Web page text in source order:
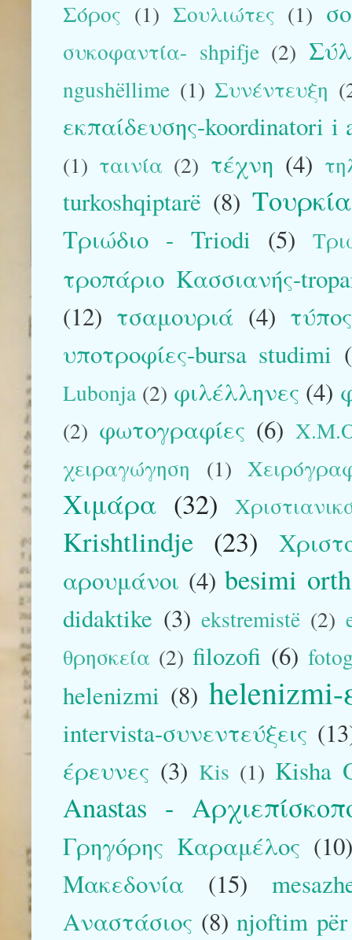
Σόρος (1) Σουλιώτες (1)
συκοφαντία- shpifje (2)
ngushëllime (1) Συνέντευξη
εκπαίδευσης-koordinatori i
(1) ταινία (2) τέχνη (4)
turkoshqiptarë (8) Τουρκία
Τριώδιο - Triodi (5)
τροπάριο Κασσιανής-
(12) τσαμουριά (4) τύπος
υποτροφίες-bursa studimi
Lubonja (2) φιλέλληνες (4)
(2) φωτογραφίες (6)
χειραγώγηση
(1)
Χιμάρα (32)
Krishtlindje (23)
αρουμάνοι (4) besimi
didaktike (3) ekstremistë (2)
θρησκεία (2) filozofi (6)
helenizmi (8) helenizmi-
intervista-συνεντεύξεις
έρευνες (3) Kis (1) Kisha
Anastas -
Γρηγόρης Καραμέλος (10)
Μακεδονία
(15)
Αναστάσιος (8) njoftim